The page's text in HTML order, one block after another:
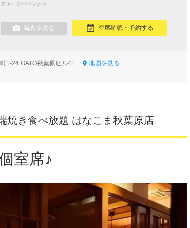
ルアキハバラテン
写真を見る 空席確認・予約する
1-24 GATO秋葉原ビル4F
地図を見る
焼き食べ放題 はなこま秋葉原店
室席♪